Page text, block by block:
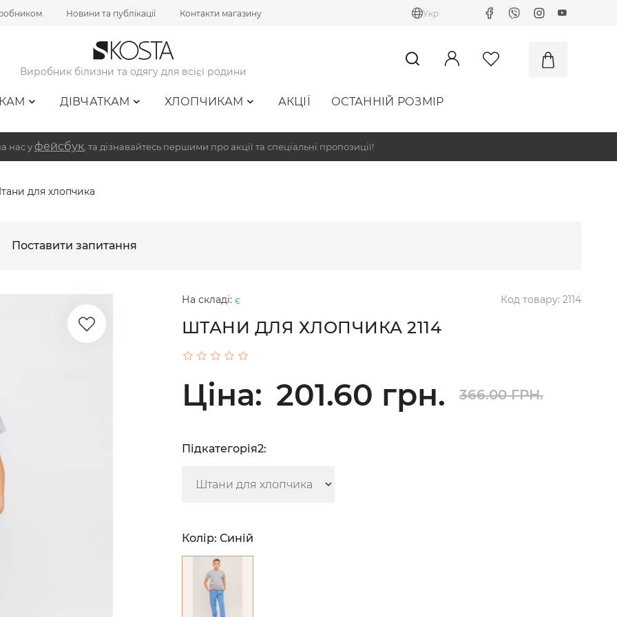
Новини та публікації Контакти магазину Укр
Виробник білизни та одягу для всієї родини
ДІВЧАТКАМ ХЛОПЧИКАМ АКЦІЇ ОСТАННІЙ РОЗМІР
нас у фейсбук , та дізнавайтесь першими про акції та спеціальні пропозиції!
для хлопчика
Поставити запитання
На складі: є Код товару: 2114
ШТАНИ ДЛЯ ХЛОПЧИКА 2114
Ціна: 201.60 грн. 366.00 ГРН.
Підкатегорія2:
Колір: Синій